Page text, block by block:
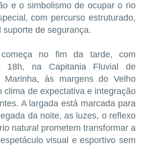
e o simbolismo de ocupar o rio
com percurso estruturado,
de segurança.
começa no fim da tarde, com
18h, na Capitania Fluvial de
Marinha, às margens do Velho
clima de expectativa e integração
A largada está marcada para
da noite, as luzes, o reflexo
natural prometem transformar a
visual e esportivo sem